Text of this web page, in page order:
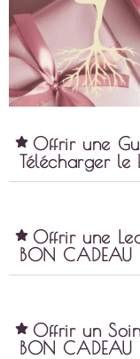
Offrir une
Télécharger le
Offrir une
BON CADEAU
Offrir un
BON CADEAU